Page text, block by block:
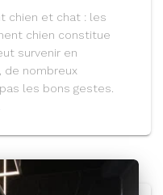
chien et chat : les
chien constitue
survenir en
de nombreux
les bons gestes.